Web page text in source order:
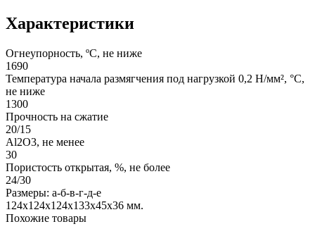
Характеристики
Огнеупорность, ºС, не ниже
1690
Температура начала размягчения под нагрузкой 0,2 Н/мм², °С,
не ниже
1300
Прочность на сжатие
20/15
Al2O3, не менее
30
Пористость открытая, %, не более
24/30
Размеры: а-б-в-г-д-е
124х124х124х133х45х36 мм.
Похожие товары